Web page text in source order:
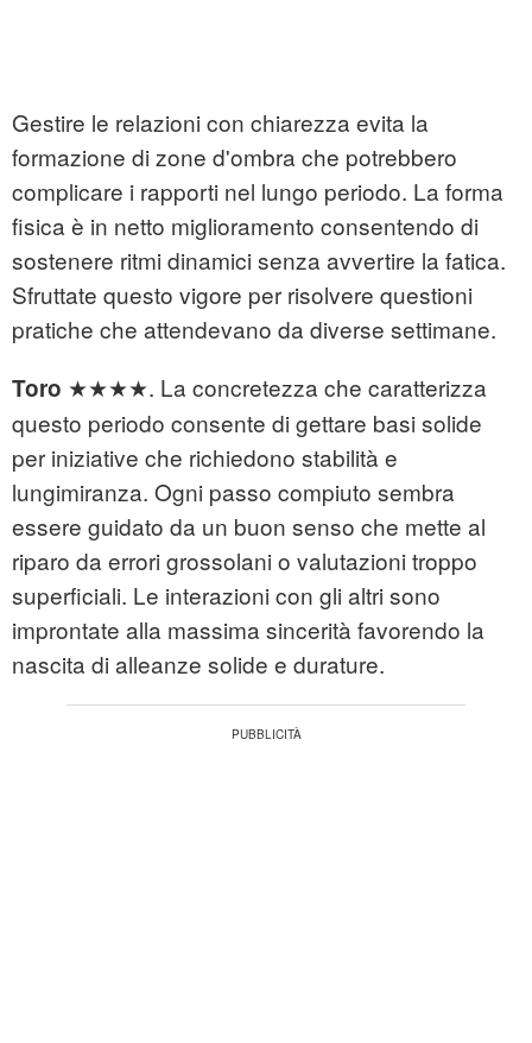
Gestire le relazioni con chiarezza evita la
formazione di zone d'ombra che potrebbero
complicare i rapporti nel lungo periodo. La forma
fisica è in netto miglioramento consentendo di
sostenere ritmi dinamici senza avvertire la fatica.
Sfruttate questo vigore per risolvere questioni
pratiche che attendevano da diverse settimane.
Toro ★★★★. La concretezza che caratterizza
questo periodo consente di gettare basi solide
per iniziative che richiedono stabilità e
lungimiranza. Ogni passo compiuto sembra
essere guidato da un buon senso che mette al
riparo da errori grossolani o valutazioni troppo
superficiali. Le interazioni con gli altri sono
improntate alla massima sincerità favorendo la
nascita di alleanze solide e durature.